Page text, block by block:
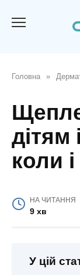
Головна »
дітям
коли
НА ЧИТАННЯ
9 хв
У цій